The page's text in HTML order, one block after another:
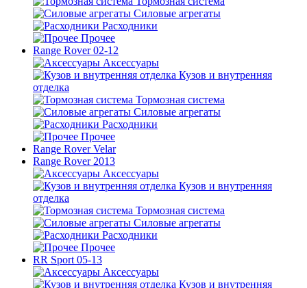
Силовые агрегаты
Расходники
Прочее
Range Rover 02-12
Аксессуары
Кузов и внутренняя
отделка
Тормозная система
Силовые агрегаты
Расходники
Прочее
Range Rover Velar
Range Rover 2013
Аксессуары
Кузов и внутренняя
отделка
Тормозная система
Силовые агрегаты
Расходники
Прочее
RR Sport 05-13
Аксессуары
Кузов и внутренняя